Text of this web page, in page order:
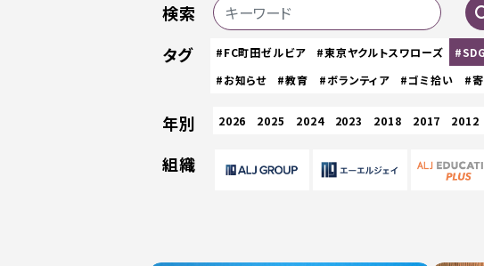
検索
タグ
#FC町田ゼルビア #東京ヤクルトスワローズ
#お知らせ
#教育 #ボランティア #ゴミ拾い #
年別 2026 2025 2024 2023 2018 2017 2012
組織